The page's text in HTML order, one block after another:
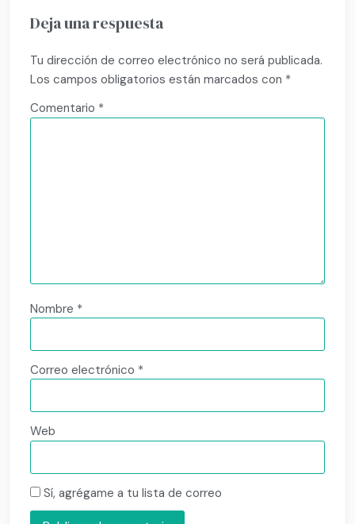
Deja una respuesta
Tu dirección de correo electrónico no será publicada.
Los campos obligatorios están marcados con *
Comentario *
Nombre *
Correo electrónico *
Web
Sí, agrégame a tu lista de correo